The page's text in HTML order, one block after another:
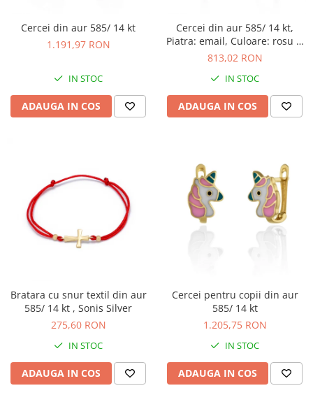
Cercei din aur 585/ 14 kt
1.191,97 RON
IN STOC
ADAUGA IN COS
Cercei din aur 585/ 14 kt,
Piatra: email, Culoare: rosu si
alb
813,02 RON
IN STOC
ADAUGA IN COS
Bratara cu snur textil din aur
585/ 14 kt , Sonis Silver
275,60 RON
IN STOC
ADAUGA IN COS
Cercei pentru copii din aur
585/ 14 kt
1.205,75 RON
IN STOC
ADAUGA IN COS